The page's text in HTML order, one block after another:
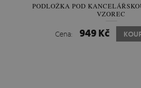
PODLOŽKA POD
VZOREC
Cena: 949 Kč